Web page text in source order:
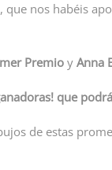
que nos habéis
Premio y Anna
que
de estas